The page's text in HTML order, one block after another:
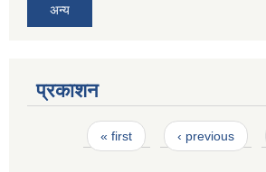
अन्य
प्रकाशन
Pages« first ‹ previous